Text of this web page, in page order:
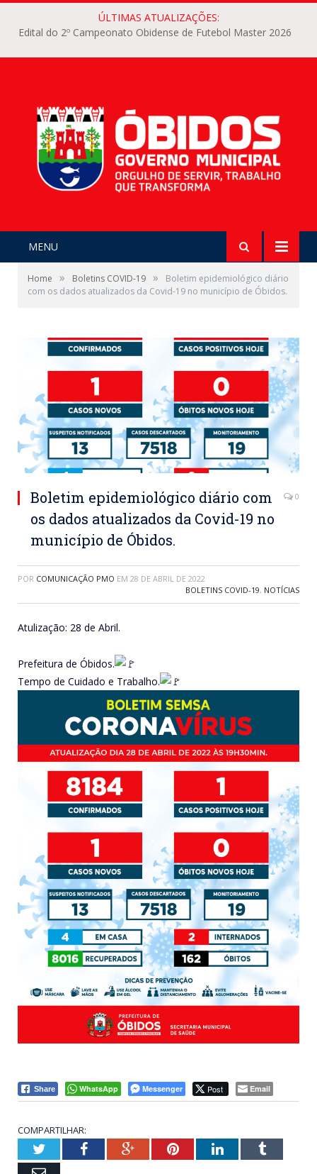
ÚLTIMAS ATUALIZAÇÕES:
Edital do 2º Campeonato Obidense de Futebol Master 2026
MENU
Home » Boletins COVID-19 »
Boletim epidemiológico diário
com os dados atualizados da Covid-19 no município de Óbidos.
Boletim epidemiológico diário com
os dados atualizados da Covid-19 no
município de Óbidos.
0
POR COMUNICAÇÃO PMO EM 28 DE ABRIL DE 2022
BOLETINS COVID-19, NOTÍCIAS
Atulização: 28 de Abril.
Prefeitura de Óbidos.
Tempo de Cuidado e Trabalho.
Share WhatsApp Messenger Post Email
COMPARTILHAR:
TwitterFacebookGoogle+PinterestLinkedInTumblr